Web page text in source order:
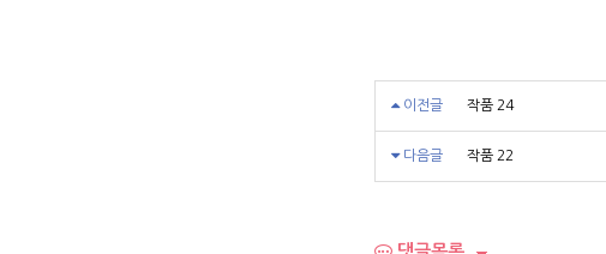
이전글 작품 24
다음글 작품 22